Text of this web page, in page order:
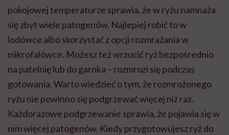
pokojowej temperaturze sprawia, że w ryżu namnaża
się zbyt wiele patogenów. Najlepiej robić to w
lodówce albo skorzystać z opcji rozmrażania w
mikrofalówce. Możesz też wrzucić ryż bezpośrednio
na patelnię lub do garnka – rozmrozi się podczas
gotowania. Warto wiedzieć o tym, że rozmrożonego
ryżu nie powinno się podgrzewać więcej niż raz.
Każdorazowe podgrzewanie sprawia, że pojawia się w
nim więcej patogenów. Kiedy przygotowujesz ryż do